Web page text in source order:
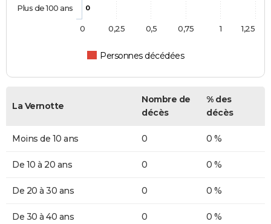
0
Personnes décédées
Plus de 100 ans
0 1
0,25 0,5 0,75 1,25
La Vernotte
Nombre de
décès
% des
décès
Moins de 10 ans 0 0 %
De 10 à 20 ans 0 0 %
De 20 à 30 ans 0 0 %
De 30 à 40 ans 0 0 %